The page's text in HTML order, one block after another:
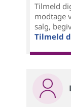
Tilmeld
modtage
salg,
Tilmeld